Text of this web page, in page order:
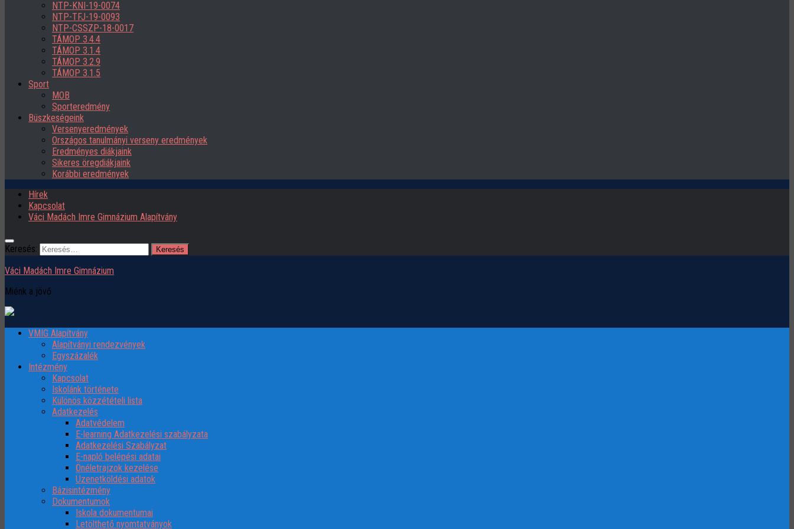
NTP-KNI-19-0074
NTP-TFJ-19-0093
NTP-CSSZP-18-0017
TÁMOP 3.4.4
TÁMOP 3.1.4
TÁMOP 3.2.9
TÁMOP 3.1.5
Sport
MOB
Sporteredmény
Büszkeségeink
Versenyeredmények
Országos tanulmányi verseny eredmények
Eredményes diákjaink
Sikeres öregdiákjaink
Korábbi eredmények
Hírek
Kapcsolat
Váci Madách Imre Gimnázium Alapítvány
Keresés:
Váci Madách Imre Gimnázium
Miénk a jövő
VMIG Alapítvány
Alapítványi rendezvények
Egyszázalék
Intézmény
Kapcsolat
Iskolánk története
Különös közzétételi lista
Adatkezelés
Adatvédelem
E-learning Adatkezelési szabályzata
Adatkezelési Szabályzat
E-napló belépési adatai
Önéletrajzok kezelése
Üzenetköldési adatok
Bázisintézmény
Dokumentumok
Iskola dokumentumai
Letölthető nyomtatványok